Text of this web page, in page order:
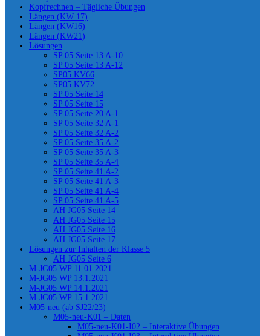
Kopfrechnen – Tägliche Übungen
Längen (KW 17)
Längen (KW16)
Längen (KW21)
Lösungen
SP 05 Seite 13 A-10
SP 05 Seite 13 A-12
SP05 KV66
SP05 KV72
SP 05 Seite 14
SP 05 Seite 15
SP 05 Seite 20 A-1
SP 05 Seite 32 A-1
SP 05 Seite 32 A-2
SP 05 Seite 35 A-2
SP 05 Seite 35 A-3
SP 05 Seite 35 A-4
SP 05 Seite 41 A-2
SP 05 Seite 41 A-3
SP 05 Seite 41 A-4
SP 05 Seite 41 A-5
AH JG05 Seite 14
AH JG05 Seite 15
AH JG05 Seite 16
AH JG05 Seite 17
Lösungen zur Inhalten der Klasse 5
AH JG05 Seite 6
M-JG05 WP 11.01.2021
M-JG05 WP 13.1.2021
M-JG05 WP 14.1.2021
M-JG05 WP 15.1.2021
M05-neu (ab SJ22/23)
M05-neu-K01 – Daten
M05-neu-K01-I02 – Interaktive Übungen